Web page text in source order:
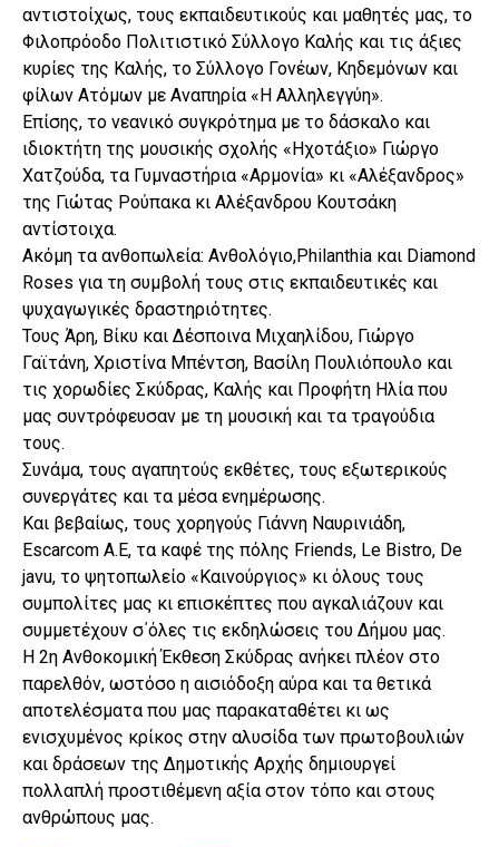
αντιστοίχως, τους εκπαιδευτικούς και μαθητές μας, το
Φιλοπρόοδο Πολιτιστικό Σύλλογο Καλής και τις άξιες
κυρίες της Καλής, το Σύλλογο Γονέων, Κηδεμόνων και
φίλων Ατόμων με Αναπηρία «Η Αλληλεγγύη».
Επίσης, το νεανικό συγκρότημα με το δάσκαλο και
ιδιοκτήτη της μουσικής σχολής «Ηχοτάξιο» Γιώργο
Χατζούδα, τα Γυμναστήρια «Αρμονία» κι «Αλέξανδρος»
της Γιώτας Ρούπακα κι Αλέξανδρου Κουτσάκη
αντίστοιχα.
Ακόμη τα ανθοπωλεία: Ανθολόγιο,Philanthia και Diamond
Roses για τη συμβολή τους στις εκπαιδευτικές και
ψυχαγωγικές δραστηριότητες.
Τους Άρη, Βίκυ και Δέσποινα Μιχαηλίδου, Γιώργο
Γαϊτάνη, Χριστίνα Μπέντση, Βασίλη Πουλιόπουλο και
τις χορωδίες Σκύδρας, Καλής και Προφήτη Ηλία που
μας συντρόφευσαν με τη μουσική και τα τραγούδια
τους.
Συνάμα, τους αγαπητούς εκθέτες, τους εξωτερικούς
συνεργάτες και τα μέσα ενημέρωσης.
Και βεβαίως, τους χορηγούς Γιάννη Ναυρινιάδη,
Escarcom Α.Ε, τα καφέ της πόλης Friends, Le Bistro, De
javu, το ψητοπωλείο «Καινούργιος» κι όλους τους
συμπολίτες μας κι επισκέπτες που αγκαλιάζουν και
συμμετέχουν σ΄όλες τις εκδηλώσεις του Δήμου μας.
Η 2η Ανθοκομική Έκθεση Σκύδρας ανήκει πλέον στο
παρελθόν, ωστόσο η αισιόδοξη αύρα και τα θετικά
αποτελέσματα που μας παρακαταθέτει κι ως
ενισχυμένος κρίκος στην αλυσίδα των πρωτοβουλιών
και δράσεων της Δημοτικής Αρχής δημιουργεί
πολλαπλή προστιθέμενη αξία στον τόπο και στους
ανθρώπους μας.